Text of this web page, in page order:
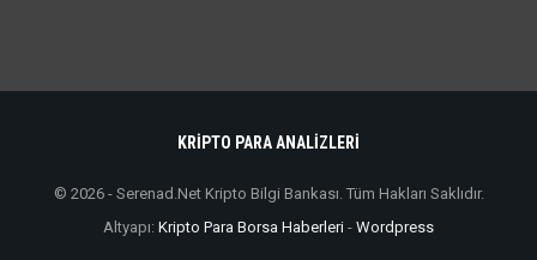
KRİPTO PARA ANALİZLERİ
© 2026 - Serenad.Net Kripto Bilgi Bankası. Tüm Hakları Saklıdır.
Altyapı: Kripto Para Borsa Haberleri - Wordpress